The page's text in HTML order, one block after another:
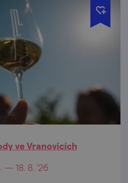
ve Vranovicích
— 18. 8. '26